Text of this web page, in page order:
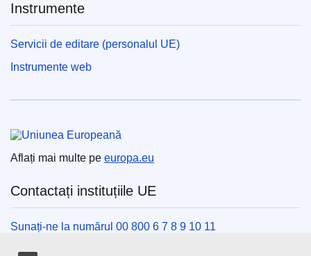
Instrumente
Servicii de editare (personalul UE)
Instrumente web
Aflați mai multe pe europa.eu
Contactați instituțiile UE
Sunați-ne la numărul 00 800 6 7 8 9 10 11
Utilizați alte opțiuni telefonice